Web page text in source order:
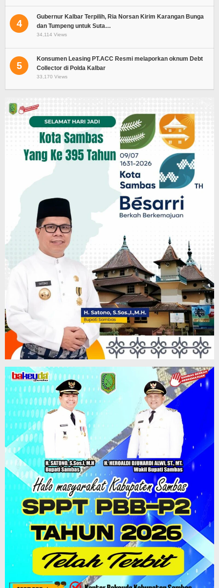
4
Gubernur Kalbar Terpilih, Ria Norsan Kirim Karangan Bunga
dan Tumpeng untuk Suta…
34,114 Views
5
Konsumen Leasing PT.ACC Resmi melaporkan oknum Debt
Collector di Polda Kalbar
33,170 Views